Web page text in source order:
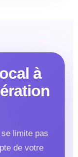
à
limite pas
de votre